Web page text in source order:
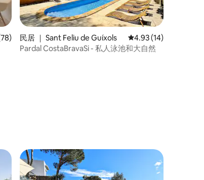
4.96 分（满分 5 分），共 78 条评价
民居 ｜ Sant Feliu de Guíxols 平均评分 4.93 分（满
4.93 (14)
Pardal CostaBravaSi - 私人泳池和大自然